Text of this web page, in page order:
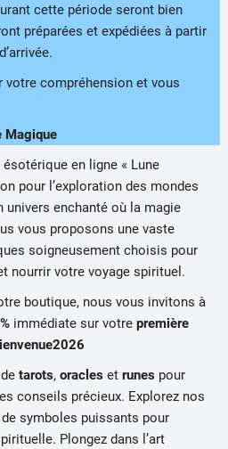
cette période seront bien
préparées et expédiées à partir
compréhension et vous
Magique
en ligne « Lune
pour l’exploration des mondes
univers enchanté où la magie
vous proposons une vaste
soigneusement choisis pour
nourrir votre voyage spirituel.
boutique, nous vous invitons à
immédiate sur votre première
tarots, oracleset runespour
conseils précieux. Explorez nos
symboles puissants pour
Plongez dans l’art